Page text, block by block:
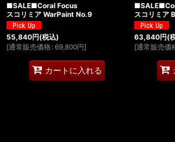
■SALE■Coral Focus
スコリミア WarPaint No.9
55,840円(税込)
[通常販売価格 : 69,800円]
カートに入れる
スコリミア
63,840円(
[通常販売価